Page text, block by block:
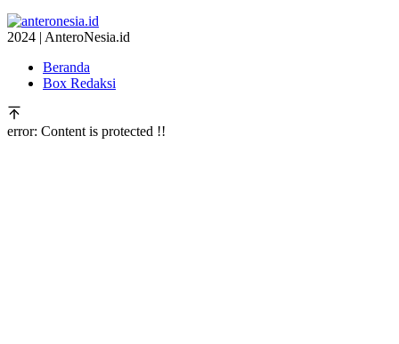
2024 | AnteroNesia.id
Beranda
Box Redaksi
error: Content is protected !!